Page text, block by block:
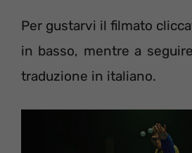
Per gustarvi il filmato
in basso, mentre a
traduzione in italiano.